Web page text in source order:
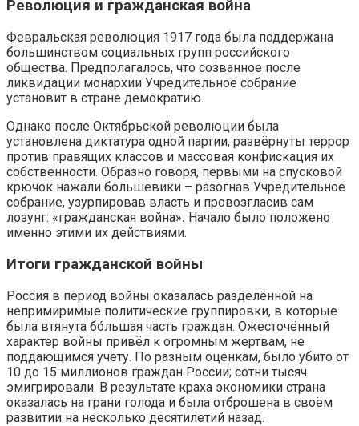
Революция и гражданская война
Февральская революция 1917 года была поддержана
большинством социальных групп российского
общества. Предполагалось, что созванное после
ликвидации монархии Учредительное собрание
установит в стране демократию.
Однако после Октябрьской революции была
установлена диктатура одной партии, развёрнуты террор
против правящих классов и массовая конфискация их
собственности. Образно говоря, первыми на спусковой
крючок нажали большевики – разогнав Учредительное
собрание, узурпировав власть и провозгласив сам
лозунг: «гражданская война». Начало было положено
именно этими их действиями.
Итоги гражданской войны
Россия в период войны оказалась разделённой на
непримиримые политические группировки, в которые
была втянута бо́льшая часть граждан. Ожесточённый
характер войны привёл к огромным жертвам, не
поддающимся учёту. По разным оценкам, было убито от
10 до 15 миллионов граждан России; сотни тысяч
эмигрировали. В результате краха экономики страна
оказалась на грани голода и была отброшена в своём
развитии на несколько десятилетий назад.